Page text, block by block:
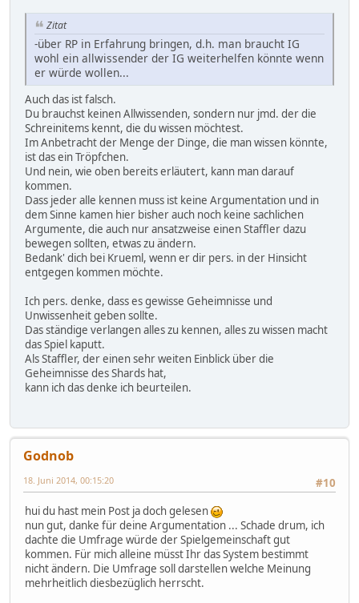
Zitat
-über RP in Erfahrung bringen, d.h. man braucht IG
wohl ein allwissender der IG weiterhelfen könnte wenn
er würde wollen...
Auch das ist falsch.
Du brauchst keinen Allwissenden, sondern nur jmd. der die
Schreinitems kennt, die du wissen möchtest.
Im Anbetracht der Menge der Dinge, die man wissen könnte,
ist das ein Tröpfchen.
Und nein, wie oben bereits erläutert, kann man darauf
kommen.
Dass jeder alle kennen muss ist keine Argumentation und in
dem Sinne kamen hier bisher auch noch keine sachlichen
Argumente, die auch nur ansatzweise einen Staffler dazu
bewegen sollten, etwas zu ändern.
Bedank' dich bei Krueml, wenn er dir pers. in der Hinsicht
entgegen kommen möchte.
Ich pers. denke, dass es gewisse Geheimnisse und
Unwissenheit geben sollte.
Das ständige verlangen alles zu kennen, alles zu wissen macht
das Spiel kaputt.
Als Staffler, der einen sehr weiten Einblick über die
Geheimnisse des Shards hat,
kann ich das denke ich beurteilen.
Godnob
#10
18. Juni 2014, 00:15:20
hui du hast mein Post ja doch gelesen
nun gut, danke für deine Argumentation ... Schade drum, ich
dachte die Umfrage würde der Spielgemeinschaft gut
kommen. Für mich alleine müsst Ihr das System bestimmt
nicht ändern. Die Umfrage soll darstellen welche Meinung
mehrheitlich diesbezüglich herrscht.